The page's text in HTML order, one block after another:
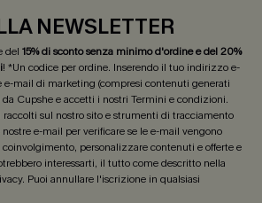
NEWSLETTER
del 15% di sconto senza minimo d'ordine e del 20%
! *Un codice per ordine. Inserendo il tuo indirizzo e-
e-mail di marketing (compresi contenuti generati
Cupshe e accetti i nostri Termini e condizioni.
sul nostro sito e strumenti di tracciamento
e-mail per verificare se le e-mail vengono
personalizzare contenuti e offerte e
interessarti, il tutto come descritto nella
. Puoi annullare l'iscrizione in qualsiasi